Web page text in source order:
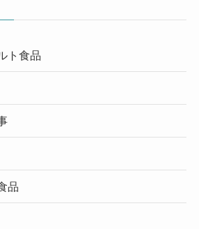
ト食品
品